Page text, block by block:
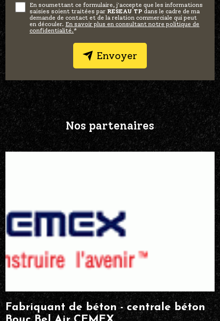
En soumettant ce formulaire, j'accepte que les informations
saisies soient traitées par RESEAU TP dans le cadre de ma
demande de contact et de la relation commerciale qui peut
en découler. En savoir plus en consultant notre politique de
confidentialité.*
Envoyer
Nos partenaires
Fabriquant de béton - centrale béton